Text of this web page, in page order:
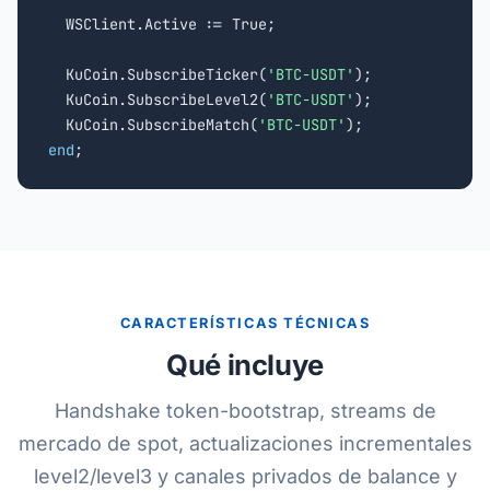
  WSClient.Active := True;
  KuCoin.SubscribeTicker(
'BTC-USDT' );
  KuCoin.SubscribeLevel2(
'BTC-USDT' );
  KuCoin.SubscribeMatch(
'BTC-USDT'
end ;
CARACTERÍSTICAS TÉCNICAS
Qué incluye
Handshake token-bootstrap, streams de
mercado de spot, actualizaciones incrementales
level2/level3 y canales privados de balance y